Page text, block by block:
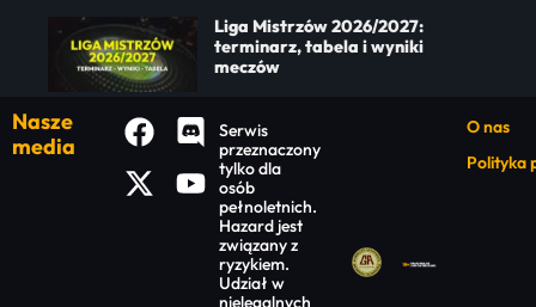
Liga Mistrzów 2026/2027:
terminarz, tabela i wyniki
meczów
Nasze
media
Serwis
przeznaczony
tylko dla
osób
pełnoletnich.
Hazard jest
związany z
ryzykiem.
Udział w
nielegalnych
O nas
Polityka